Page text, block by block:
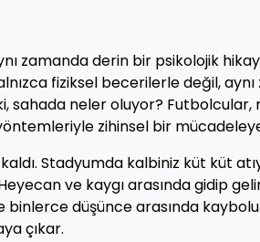
zamanda derin bir psikolojik
fiziksel becerilerle değil,
sahada neler oluyor?
zihinsel bir
Stadyumda kalbiniz küt küt
ve kaygı arasında gidip
düşünce arasında
çıkar.